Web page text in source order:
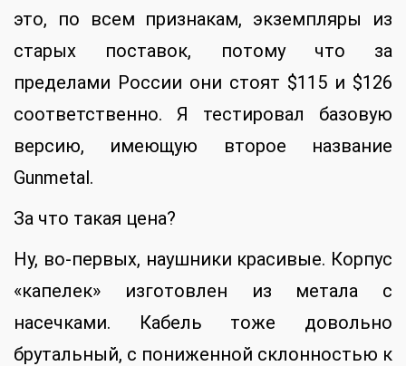
это, по всем признакам, экземпляры из
старых поставок, потому что за
пределами России они стоят $115 и $126
соответственно. Я тестировал базовую
версию, имеющую второе название
Gunmetal.
За что такая цена?
Ну, во-первых, наушники красивые. Корпус
«капелек» изготовлен из метала с
насечками. Кабель тоже довольно
брутальный, с пониженной склонностью к